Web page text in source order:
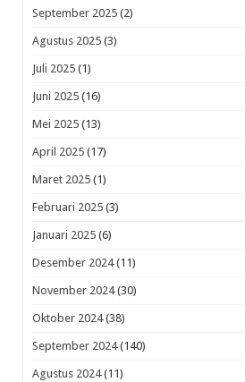
September 2025(2)
Agustus 2025(3)
Juli 2025(1)
Juni 2025(16)
Mei 2025(13)
April 2025(17)
Maret 2025(1)
Februari 2025(3)
Januari 2025(6)
Desember 2024(11)
November 2024(30)
Oktober 2024(38)
September 2024(140)
Agustus 2024(11)